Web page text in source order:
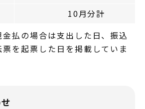
10月分計
払の場合は支出した日、振込
を起票した日を掲載していま